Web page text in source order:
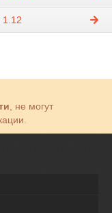
1.12
, не могут